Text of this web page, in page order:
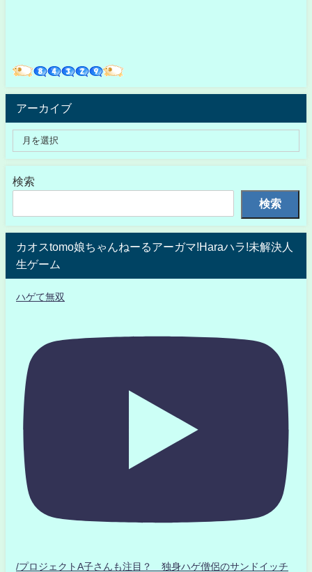
アーカイブ
検索
検索
カオスtomo娘ちゃんねーるアーガマ!Haraハラ!未解決人
生ゲーム
ハゲて無双
/プロジェクトA子さんも注目？ 独身ハゲ僧侶のサンドイッチ